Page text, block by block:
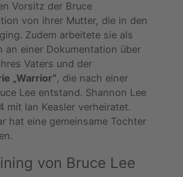
Vorsitz der Bruce
von ihrer Mutter, die in den
Zudem arbeitete sie als
an einer Dokumentation über
Vaters und der
„Warrior“, die nach einer
Lee entstand. Shannon Lee
mit Ian Keasler verheiratet.
hat eine gemeinsame Tochter
von Bruce Lee